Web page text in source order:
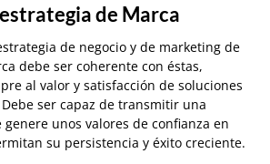
de Marca
de negocio y de marketing de
debe ser coherente con éstas,
al valor y satisfacción de soluciones
ser capaz de transmitir una
unos valores de confianza en
su persistencia y éxito creciente.